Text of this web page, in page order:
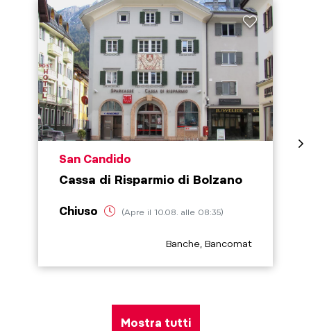
aria.poi_location_prefix
San Candido
Cassa di Risparmio di Bolzano
Chiuso (Apre il 10.08. alle 08:35)
aria.poi_category_prefix
Banche, Bancomat
Mostra tutti